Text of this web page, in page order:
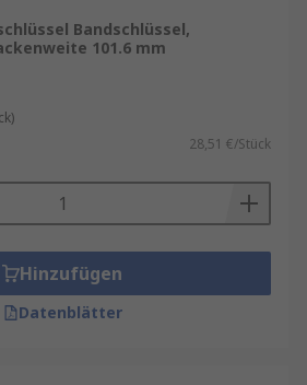
Bandschlüssel,
101.6 mm
28,51 €/Stück
Hinzufügen
Datenblätter